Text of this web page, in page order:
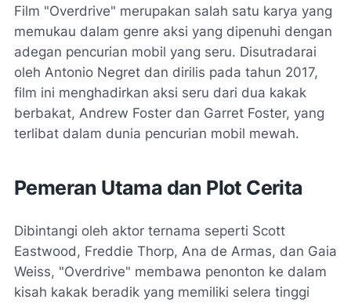
Film "Overdrive" merupakan salah satu karya yang
memukau dalam genre aksi yang dipenuhi dengan
adegan pencurian mobil yang seru. Disutradarai
oleh Antonio Negret dan dirilis pada tahun 2017,
film ini menghadirkan aksi seru dari dua kakak
berbakat, Andrew Foster dan Garret Foster, yang
terlibat dalam dunia pencurian mobil mewah.
Pemeran Utama dan Plot Cerita
Dibintangi oleh aktor ternama seperti Scott
Eastwood, Freddie Thorp, Ana de Armas, dan Gaia
Weiss, "Overdrive" membawa penonton ke dalam
kisah kakak beradik yang memiliki selera tinggi